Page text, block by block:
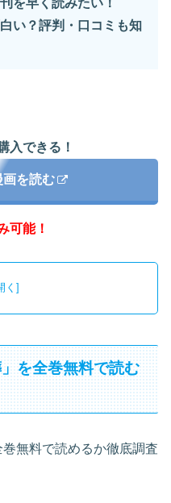
を早く読みたい！
い？評判・口コミも知
入できる！
画を読む
可能！
を全巻無料で読む
無料で読めるか徹底調査